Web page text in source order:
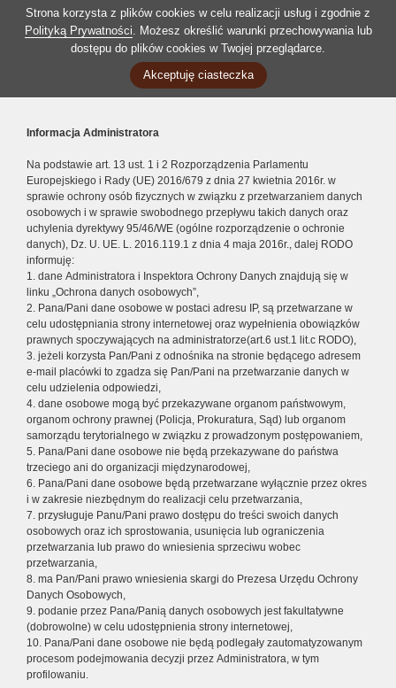
Strona korzysta z plików cookies w celu realizacji usług i zgodnie z
Polityką Prywatności. Możesz określić warunki przechowywania lub
dostępu do plików cookies w Twojej przeglądarce.
Akceptuję ciasteczka
Informacja Administratora
Na podstawie art. 13 ust. 1 i 2 Rozporządzenia Parlamentu
Europejskiego i Rady (UE) 2016/679 z dnia 27 kwietnia 2016r. w
sprawie ochrony osób fizycznych w związku z przetwarzaniem danych
osobowych i w sprawie swobodnego przepływu takich danych oraz
uchylenia dyrektywy 95/46/WE (ogólne rozporządzenie o ochronie
danych), Dz. U. UE. L. 2016.119.1 z dnia 4 maja 2016r., dalej RODO
informuję:
1. dane Administratora i Inspektora Ochrony Danych znajdują się w
linku „Ochrona danych osobowych”,
2. Pana/Pani dane osobowe w postaci adresu IP, są przetwarzane w
celu udostępniania strony internetowej oraz wypełnienia obowiązków
prawnych spoczywających na administratorze(art.6 ust.1 lit.c RODO),
3. jeżeli korzysta Pan/Pani z odnośnika na stronie będącego adresem
e-mail placówki to zgadza się Pan/Pani na przetwarzanie danych w
celu udzielenia odpowiedzi,
4. dane osobowe mogą być przekazywane organom państwowym,
organom ochrony prawnej (Policja, Prokuratura, Sąd) lub organom
samorządu terytorialnego w związku z prowadzonym postępowaniem,
5. Pana/Pani dane osobowe nie będą przekazywane do państwa
trzeciego ani do organizacji międzynarodowej,
6. Pana/Pani dane osobowe będą przetwarzane wyłącznie przez okres
i w zakresie niezbędnym do realizacji celu przetwarzania,
7. przysługuje Panu/Pani prawo dostępu do treści swoich danych
osobowych oraz ich sprostowania, usunięcia lub ograniczenia
przetwarzania lub prawo do wniesienia sprzeciwu wobec
przetwarzania,
8. ma Pan/Pani prawo wniesienia skargi do Prezesa Urzędu Ochrony
Danych Osobowych,
9. podanie przez Pana/Panią danych osobowych jest fakultatywne
(dobrowolne) w celu udostępnienia strony internetowej,
10. Pana/Pani dane osobowe nie będą podlegały zautomatyzowanym
procesom podejmowania decyzji przez Administratora, w tym
profilowaniu.